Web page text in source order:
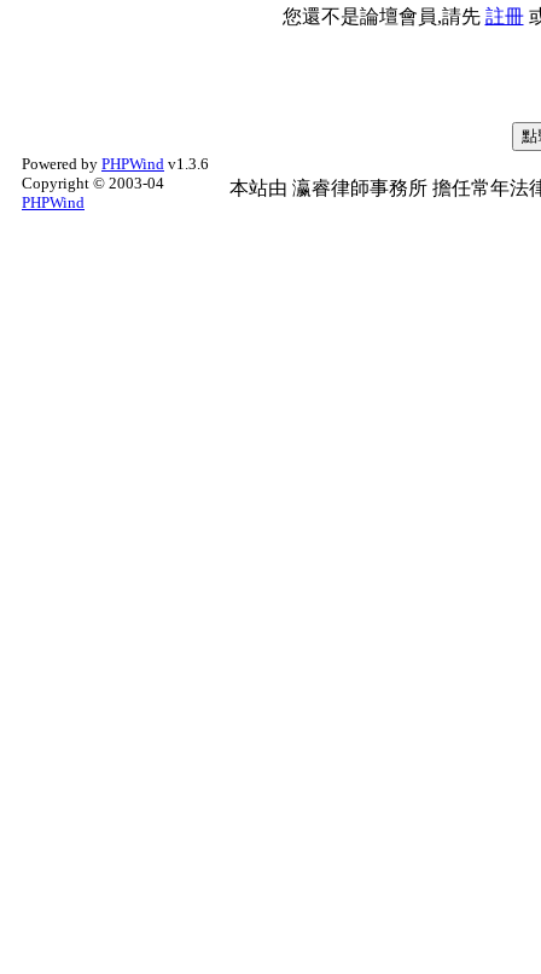
您還不是論壇會員,請先 註冊
Powered by PHPWind v1.3.6
Copyright © 2003-04
PHPWind
本站由 瀛睿律師事務所 擔任常年法